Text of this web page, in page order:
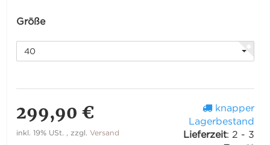
Größe
40
299,90 €
inkl. 19% USt. , zzgl.Versand
knapper
Lagerbestand
Lieferzeit: 2 - 3